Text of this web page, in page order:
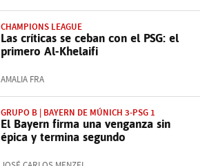
CHAMPIONS LEAGUE
Las críticas se ceban con el PSG: el
primero Al-Khelaifi
AMALIA FRA
GRUPO B | BAYERN DE MÚNICH 3-PSG 1
El Bayern firma una venganza sin
épica y termina segundo